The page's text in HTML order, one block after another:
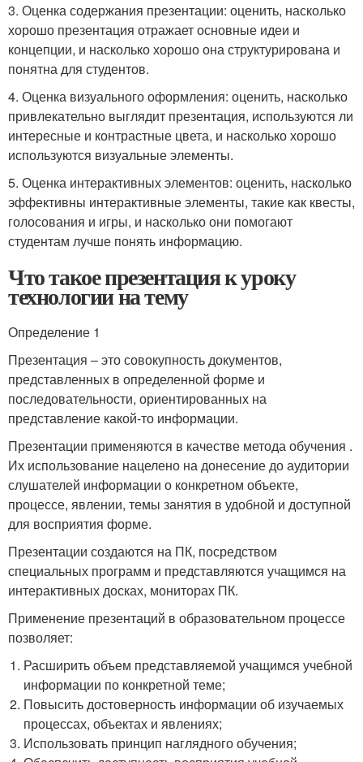
3. Оценка содержания презентации: оценить, насколько
хорошо презентация отражает основные идеи и
концепции, и насколько хорошо она структурирована и
понятна для студентов.
4. Оценка визуального оформления: оценить, насколько
привлекательно выглядит презентация, используются ли
интересные и контрастные цвета, и насколько хорошо
используются визуальные элементы.
5. Оценка интерактивных элементов: оценить, насколько
эффективны интерактивные элементы, такие как квесты,
голосования и игры, и насколько они помогают
студентам лучше понять информацию.
Что такое презентация к уроку
технологии на тему
Определение 1
Презентация – это совокупность документов,
представленных в определенной форме и
последовательности, ориентированных на
представление какой-то информации.
Презентации применяются в качестве метода обучения .
Их использование нацелено на донесение до аудитории
слушателей информации о конкретном объекте,
процессе, явлении, темы занятия в удобной и доступной
для восприятия форме.
Презентации создаются на ПК, посредством
специальных программ и представляются учащимся на
интерактивных досках, мониторах ПК.
Применение презентаций в образовательном процессе
позволяет:
Расширить объем представляемой учащимся учебной
информации по конкретной теме;
Повысить достоверность информации об изучаемых
процессах, объектах и явлениях;
Использовать принцип наглядного обучения;